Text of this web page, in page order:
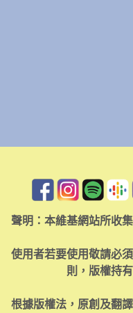
聲明：本維基網站所收
使用者若要使用敬請必
則，版權持
根據版權法，原創及翻